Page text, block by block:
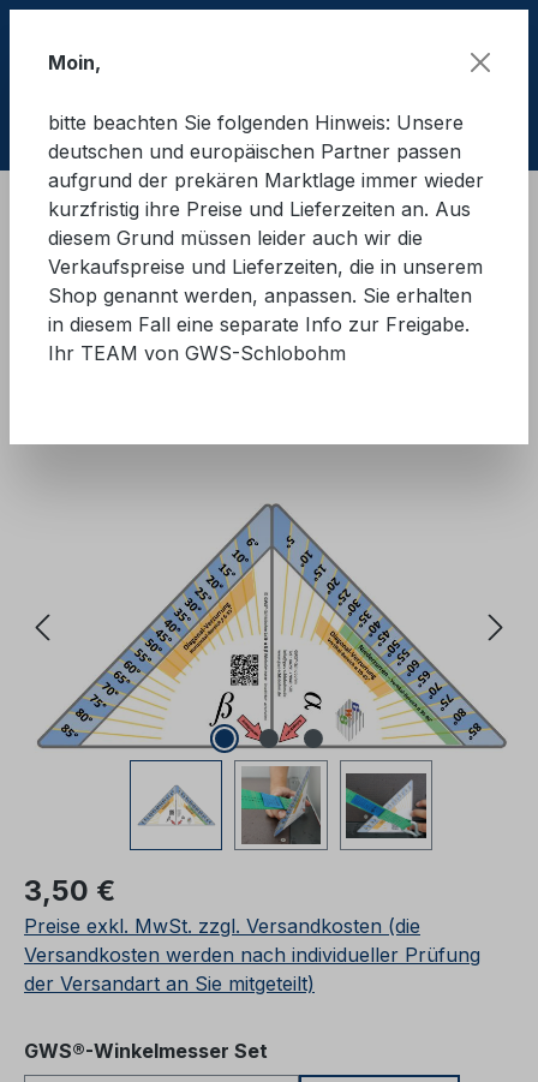
Ladungssicherung Straße
Winkelmesserset
Schlobohm
GWS® LaSi-Winkelmesser
Bildergalerie überspringen
Regulärer Preis:
3,50 €
Preise exkl. MwSt. zzgl. Versandkosten (die
Versandkosten werden nach individueller Prüfung
der Versandart an Sie mitgeteilt)
GWS®-Winkelmesser Set
Moin,
bitte beachten Sie folgenden Hinweis: Unsere
deutschen und europäischen Partner passen
aufgrund der prekären Marktlage immer wieder
kurzfristig ihre Preise und Lieferzeiten an. Aus
diesem Grund müssen leider auch wir die
Verkaufspreise und Lieferzeiten, die in unserem
Shop genannt werden, anpassen. Sie erhalten
in diesem Fall eine separate Info zur Freigabe.
Ihr TEAM von GWS-Schlobohm